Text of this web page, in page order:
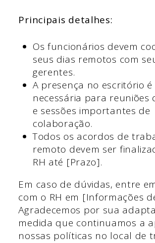
Principais detalhes:
Os funcionários devem
seus dias remotos com
gerentes.
A presença no escritório é
necessária para reuniões
e sessões importantes de
colaboração.
Todos os acordos de
remoto devem ser
RH até [Prazo].
Em caso de dúvidas, entre
com o RH em [Informações
Agradecemos por sua
medida que continuamos a
nossas políticas no local de